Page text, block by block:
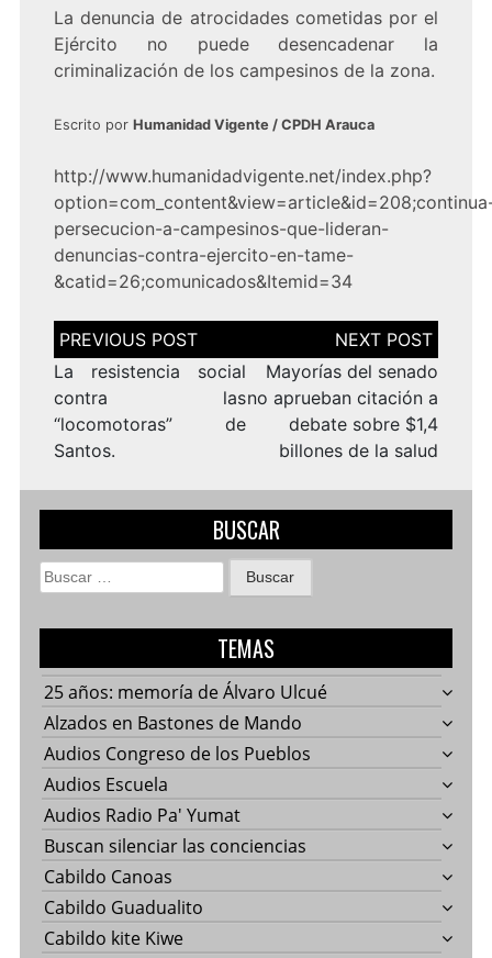
La denuncia de atrocidades cometidas por el
Ejército no puede desencadenar la
criminalización de los campesinos de la zona.
Escrito por Humanidad Vigente / CPDH Arauca
http://www.humanidadvigente.net/index.php?
persecucion-a-campesinos-que-lideran-
denuncias-contra-ejercito-en-tame-
&catid=26;comunicados&Itemid=34
Navegación
de
entradas
La resistencia social
contra las
“locomotoras” de
Santos.
Mayorías del senado
no aprueban citación a
debate sobre $1,4
billones de la salud
BUSCAR
Buscar:
TEMAS
25 años: memoría de Álvaro Ulcué
Alzados en Bastones de Mando
Audios Congreso de los Pueblos
Audios Escuela
Audios Radio Pa' Yumat
Buscan silenciar las conciencias
Cabildo Canoas
Cabildo Guadualito
Cabildo kite Kiwe